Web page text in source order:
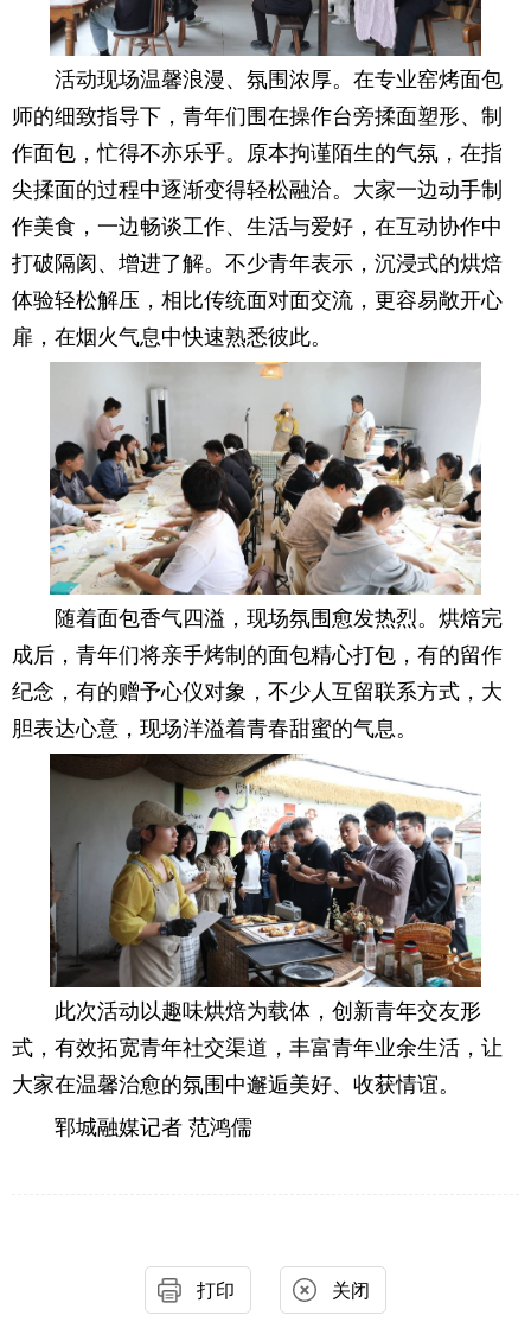
活动现场温馨浪漫、氛围浓厚。在专业窑烤面包
师的细致指导下，青年们围在操作台旁揉面塑形、制
作面包，忙得不亦乐乎。原本拘谨陌生的气氛，在指
尖揉面的过程中逐渐变得轻松融洽。大家一边动手制
作美食，一边畅谈工作、生活与爱好，在互动协作中
打破隔阂、增进了解。不少青年表示，沉浸式的烘焙
体验轻松解压，相比传统面对面交流，更容易敞开心
扉，在烟火气息中快速熟悉彼此。
随着面包香气四溢，现场氛围愈发热烈。烘焙完
成后，青年们将亲手烤制的面包精心打包，有的留作
纪念，有的赠予心仪对象，不少人互留联系方式，大
胆表达心意，现场洋溢着青春甜蜜的气息。
此次活动以趣味烘焙为载体，创新青年交友形
式，有效拓宽青年社交渠道，丰富青年业余生活，让
大家在温馨治愈的氛围中邂逅美好、收获情谊。
郓城融媒记者 范鸿儒
打印 关闭